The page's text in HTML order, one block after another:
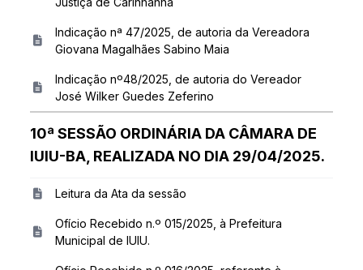
Indicação nª 47/2025, de autoria da Vereadora
Giovana Magalhães Sabino Maia
Indicação nº48/2025, de autoria do Vereador
José Wilker Guedes Zeferino
10ª SESSÃO ORDINÁRIA DA CÂMARA DE
IUIU-BA, REALIZADA NO DIA 29/04/2025.
Leitura da Ata da sessão
Ofício Recebido n.º 015/2025, à Prefeitura
Municipal de IUIU.